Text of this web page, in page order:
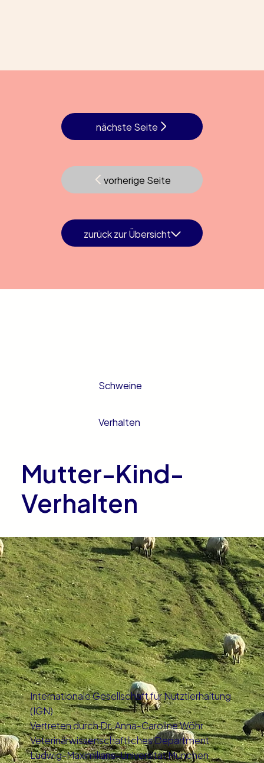
Schweine
Verhalten
Mutter-Kind-
Verhalten
vorherige Seite
zurück zur Übersicht
nächste Seite
Internationale Gesellschaft für Nutztierhaltung
(IGN)
Vertreten durch Dr. Anna-Caroline Wöhr
Veterinärwissenschaftliches Department
Ludwig-Maximilians-Universität München